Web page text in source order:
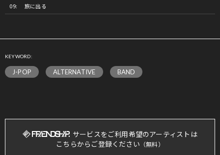
旅に出る
KEYWORD:
J-POP ALTERNATIVE BAND
サービスをご利用希望のアーティストは
こちらからご登録ください （無料）